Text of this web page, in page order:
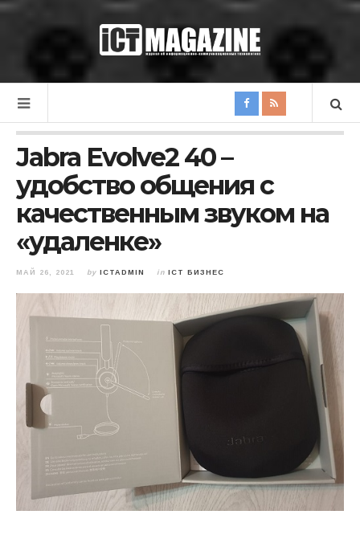
Jabra Evolve2 40 –
удобство общения с
качественным звуком на
«удаленке»
МАЙ 26, 2021 by ICTADMIN in ICT БИЗНЕС